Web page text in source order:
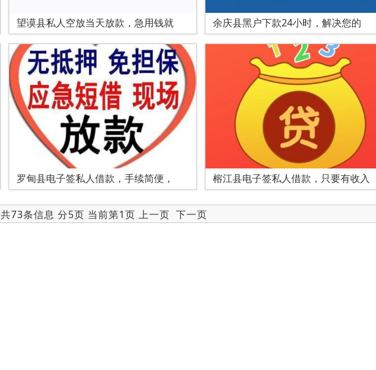
望谟县私人空放当天放款，急用钱就 余庆县黑户下款24小时，解决您的
罗甸县电子签私人借款，手续简便， 榕江县电子签私人借款，只要有收入
共73条信息 分5页 当前第1页 上一页 下一页